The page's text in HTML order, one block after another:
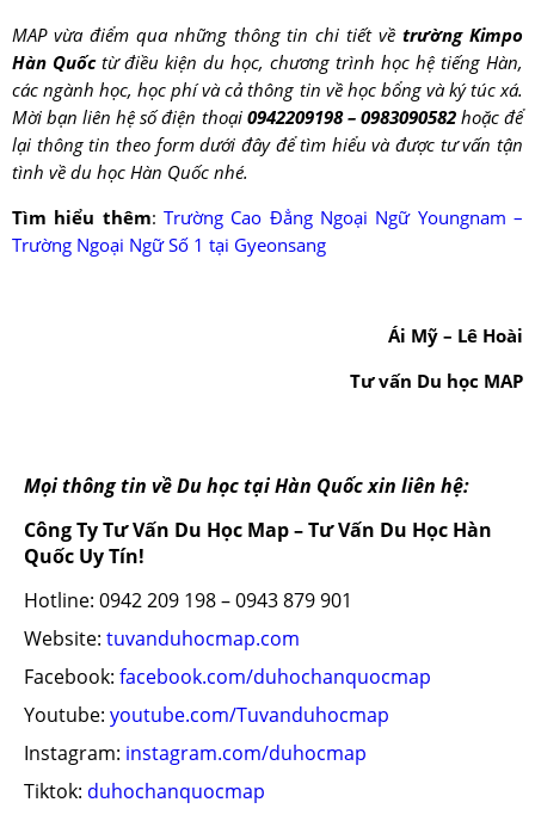
MAP vừa điểm qua những thông tin chi tiết vềtrường Kimpo
Hàn Quốctừ điều kiện du học, chương trình học hệ tiếng Hàn,
các ngành học, học phí và cả thông tin về học bổng và ký túc xá.
Mời bạnliên hệ số điện thoại 0942209198 – 0983090582hoặc để
lại thông tin theo form dưới đây để tìm hiểu và được tư vấn tận
tình về du học Hàn Quốc nhé.
Tìm hiểu thêm:Trường Cao Đẳng Ngoại Ngữ Youngnam –
Trường Ngoại Ngữ Số 1 tại Gyeonsang
Ái Mỹ – Lê Hoài
Tư vấn Du học MAP
Mọi thông tin về Du học tại Hàn Quốc xin liên hệ:
Công Ty Tư Vấn Du Học Map – Tư Vấn Du Học Hàn
Quốc Uy Tín!
Hotline: 0942 209 198 – 0943 879 901
Website: tuvanduhocmap.com
Facebook: facebook.com/duhochanquocmap
Youtube: youtube.com/Tuvanduhocmap
Instagram: instagram.com/duhocmap
Tiktok: duhochanquocmap